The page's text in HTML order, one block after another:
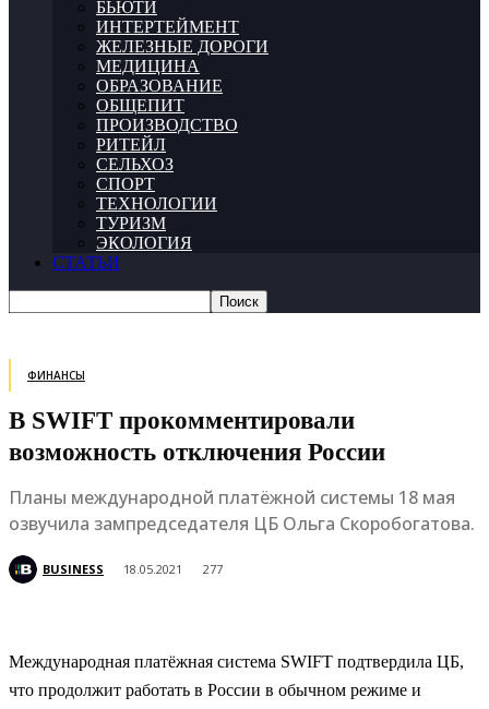
БЬЮТИ
ИНТЕРТЕЙМЕНТ
ЖЕЛЕЗНЫЕ ДОРОГИ
МЕДИЦИНА
ОБРАЗОВАНИЕ
ОБЩЕПИТ
ПРОИЗВОДСТВО
РИТЕЙЛ
СЕЛЬХОЗ
СПОРТ
ТЕХНОЛОГИИ
ТУРИЗМ
ЭКОЛОГИЯ
СТАТЬИ
ФИНАНСЫ
В SWIFT прокомментировали
возможность отключения России
Планы международной платёжной системы 18 мая
озвучила зампредседателя ЦБ Ольга Скоробогатова.
BUSINESS 18.05.2021 277
Международная платёжная система SWIFT подтвердила ЦБ,
что продолжит работать в России в обычном режиме и